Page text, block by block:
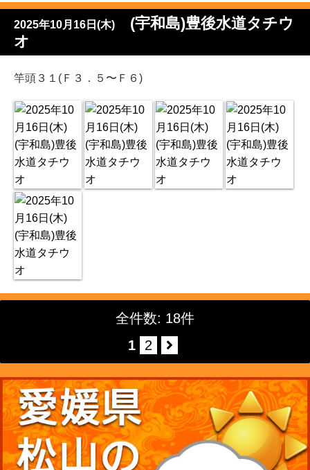
2025年10月16日(木)
(宇和島)豊後水道タチウ
オ
竿頭３１(Ｆ３．５〜Ｆ６)
全件数: 18件
1
2